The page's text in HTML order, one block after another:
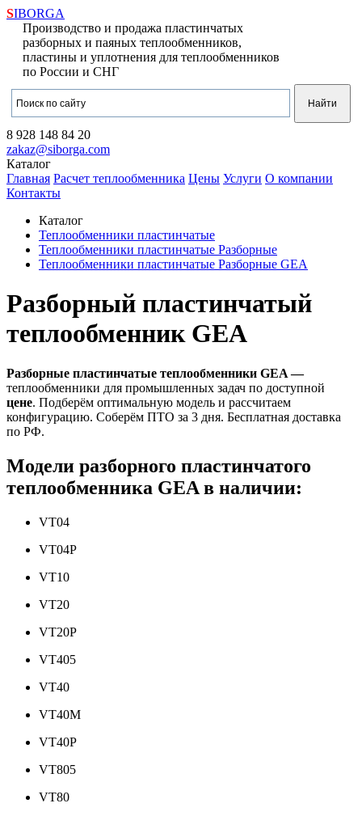
SIBORGA
Производство и продажа пластинчатых
разборных и паяных теплообменников,
пластины и уплотнения для теплообменников
по России и СНГ
8 928 148 84 20
zakaz@siborga.com
Каталог
Главная Расчет теплообменника Цены Услуги О компании
Контакты
Каталог
Теплообменники пластинчатые
Теплообменники пластинчатые Разборные
Теплообменники пластинчатые Разборные GEA
Разборный пластинчатый
теплообменник GEA
Разборные пластинчатые теплообменники GEA —
теплообменники для промышленных задач по доступной
цене. Подберём оптимальную модель и рассчитаем
конфигурацию. Соберём ПТО за 3 дня. Бесплатная доставка
по РФ.
Модели разборного пластинчатого
теплообменника GEA в наличии:
VT04
VT04P
VT10
VT20
VT20P
VT405
VT40
VT40M
VT40P
VT805
VT80